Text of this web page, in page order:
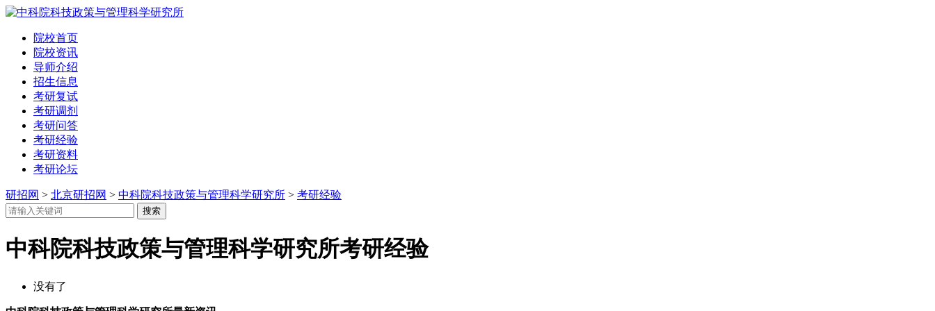
院校首页
院校资讯
导师介绍
招生信息
考研复试
考研调剂
考研问答
考研经验
考研资料
考研论坛
研招网 > 北京研招网 > 中科院科技政策与管理科学研究所 > 考研经验
中科院科技政策与管理科学研究所考研经验
没有了